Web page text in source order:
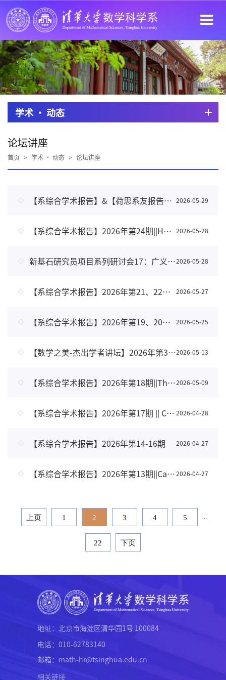
学术 · 动态
论坛讲座
首页 > 学术 · 动态 > 论坛讲座
2026-05-29
【系综合学术报告】&【荷思系友报告】2026年第6期|| Continuous-time mean field games: a primal-dual characterization
2026-05-28
【系综合学术报告】2026年第24期||Holomophicity of free boundary area minimizing disk
2026-05-28
新基石研究员项目系列研讨会17：广义Strauss 猜测
2026-05-27
【系综合学术报告】2026年第21、22、23期|| Random processes and equations with randomness
2026-05-25
【系综合学术报告】2026年第19、20期-双清综合楼302
2026-05-13
【数学之美-杰出学者讲坛】2026年第3期 || 蒙日-安培方程的应用
2026-05-09
【系综合学术报告】2026年第18期||The Zimmer program for hyperbolic actions
2026-04-28
【系综合学术报告】2026年第17期 || Cantor Sets in Higher Dimensions
2026-04-27
【系综合学术报告】2026年第14-16期
2026-04-27
【系综合学术报告】2026年第13期||Causality of Killing vector fields and Killing spinors
上页 1 2 3 4 5
22 下页
地址：北京市海淀区清华园1号 100084
电话：010-62783140
邮箱：math-hr@tsinghua.edu.cn
相关链接